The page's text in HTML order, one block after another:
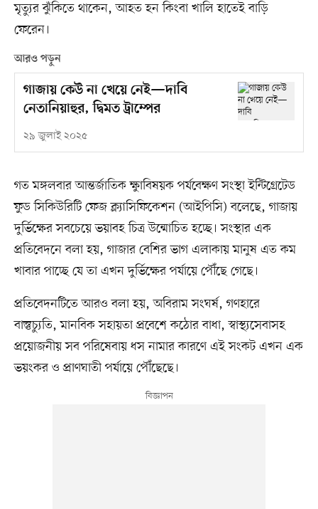
মৃত্যুর ঝুঁকিতে থাকেন, আহত হন কিংবা খালি হাতেই বাড়ি
ফেরেন।
আরও পড়ুন
গাজায় কেউ না খেয়ে নেই—দাবি
নেতানিয়াহুর, দ্বিমত ট্রাম্পের
২৯ জুলাই ২০২৫
গত মঙ্গলবার আন্তর্জাতিক ক্ষুাবিষয়ক পর্যবেক্ষণ সংস্থা ইন্টিগ্রেটেড
ফুড সিকিউরিটি ফেজ ক্ল্যাসিফিকেশন (আইপিসি) বলেছে, গাজায়
দুর্ভিক্ষের সবচেয়ে ভয়াবহ চিত্র উন্মোচিত হচ্ছে। সংস্থার এক
প্রতিবেদনে বলা হয়, গাজার বেশির ভাগ এলাকায় মানুষ এত কম
খাবার পাচ্ছে যে তা এখন দুর্ভিক্ষের পর্যায়ে পৌঁছে গেছে।
প্রতিবেদনটিতে আরও বলা হয়, অবিরাম সংঘর্ষ, গণহারে
বাস্তুচ্যুতি, মানবিক সহায়তা প্রবেশে কঠোর বাধা, স্বাস্থ্যসেবাসহ
প্রয়োজনীয় সব পরিষেবায় ধস নামার কারণে এই সংকট এখন এক
ভয়ংকর ও প্রাণঘাতী পর্যায়ে পৌঁছেছে।